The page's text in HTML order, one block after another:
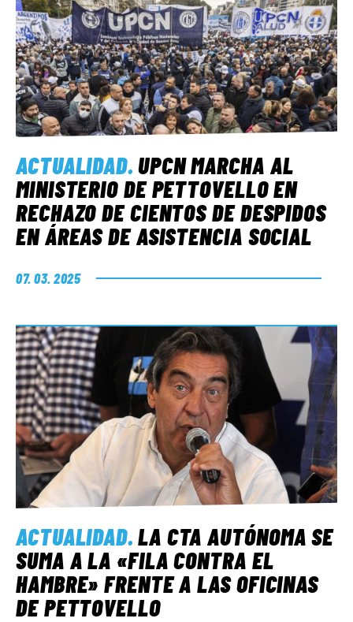
ACTUALIDAD.UPCN MARCHA AL
MINISTERIO DE PETTOVELLO EN
RECHAZO DE CIENTOS DE DESPIDOS
EN ÁREAS DE ASISTENCIA SOCIAL
07. 03. 2025
ACTUALIDAD.LA CTA AUTÓNOMA SE
SUMA A LA «FILA CONTRA EL
HAMBRE» FRENTE A LAS OFICINAS
DE PETTOVELLO